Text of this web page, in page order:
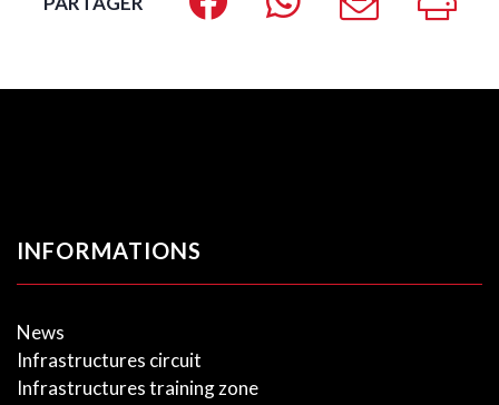
INFORMATIONS
News
Infrastructures circuit
Infrastructures training zone